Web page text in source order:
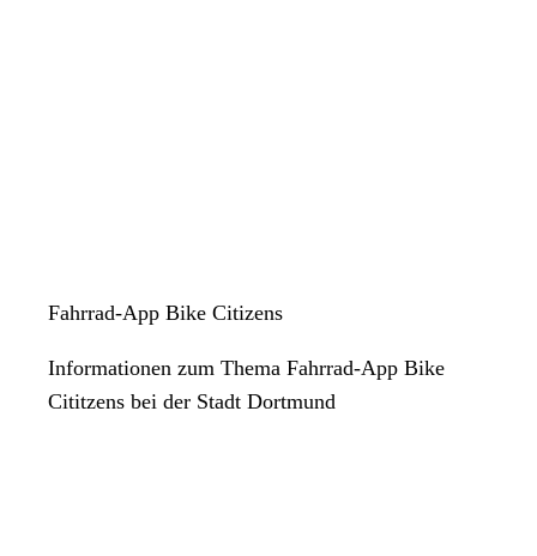
Fahrrad-App Bike Citizens
Informationen zum Thema Fahrrad-App Bike
Cititzens bei der Stadt Dortmund